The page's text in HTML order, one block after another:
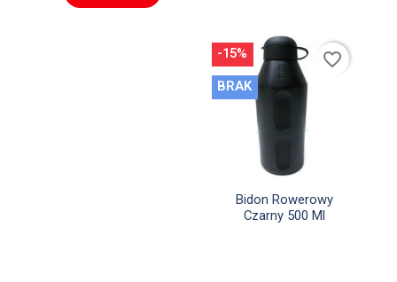
Szybki podgląd
Bidon Rowerowy
Czarny 500 Ml
-15%
BRAK
favorite_border